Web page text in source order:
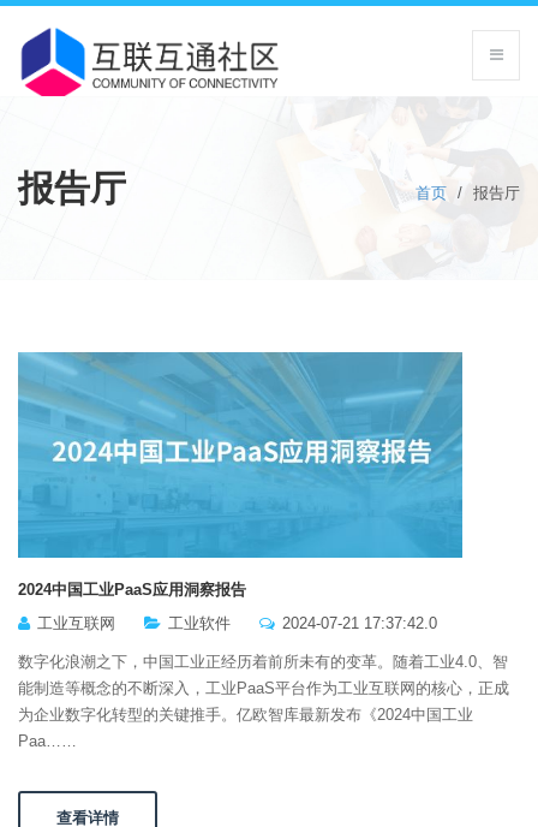
报告厅 首页 / 报告厅
2024中国工业PaaS应用洞察报告
工业互联网
工业软件 2024-07-21 17:37:42.0
数字化浪潮之下，中国工业正经历着前所未有的变革。随着工业4.0、智
能制造等概念的不断深入，工业PaaS平台作为工业互联网的核心，正成
为企业数字化转型的关键推手。亿欧智库最新发布《2024中国工业
Paa……
查看详情